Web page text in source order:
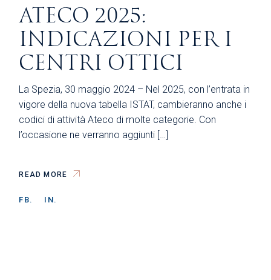
ATECO 2025:
INDICAZIONI PER I
CENTRI OTTICI
La Spezia, 30 maggio 2024 – Nel 2025, con l’entrata in
vigore della nuova tabella ISTAT, cambieranno anche i
codici di attività Ateco di molte categorie. Con
l’occasione ne verranno aggiunti […]
READ MORE
FB. IN.